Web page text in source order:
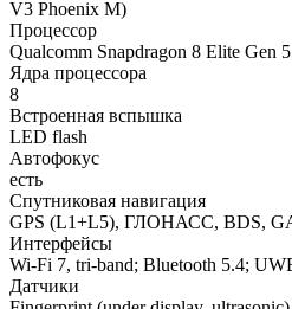
V3 Phoenix M)
Процессор
Qualcomm Snapdragon 8 Elite Gen
Ядра процессора
8
Встроенная вспышка
LED flash
Автофокус
есть
Спутниковая навигация
GPS (L1+L5), ГЛОНАСС, BDS,
Интерфейсы
Wi-Fi 7, tri-band; Bluetooth 5.4;
Датчики